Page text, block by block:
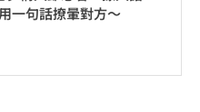
一句話撩暈對方～